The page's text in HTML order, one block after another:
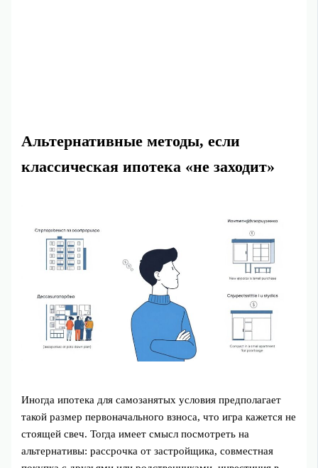
Альтернативные методы, если
классическая ипотека «не заходит»
Иногда ипотека для самозанятых условия предполагает
такой размер первоначального взноса, что игра кажется не
стоящей свеч. Тогда имеет смысл посмотреть на
альтернативы: рассрочка от застройщика, совместная